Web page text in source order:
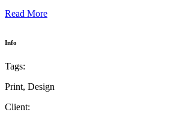
Read More
Info
Tags:
Print, Design
Client: